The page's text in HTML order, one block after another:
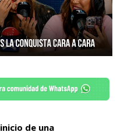
inicio de una